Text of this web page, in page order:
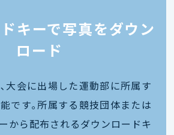
キーで写真をダウン
ロード
大会に出場した運動部に所属す
です｡所属する競技団体または
から配布されるダウンロードキ